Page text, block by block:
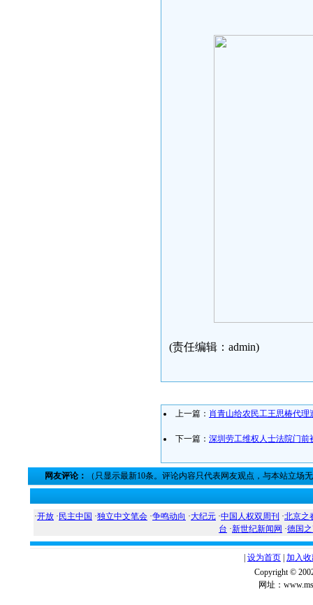
(责任编辑：admin)
上一篇： 肖青山给农民工王思椿代理
下一篇： 深圳劳工维权人士法院门前
网友评论： （只显示最新10条。评论内容只代表网友观点，与本站立场
·开放 · 民主中国 ·独立中文笔会 ·争鸣动向 ·大纪元 ·中国人权双周刊 ·北京之
台 ·新世纪新闻网 ·德国
设为首页 加入
Copyright ©
网址：